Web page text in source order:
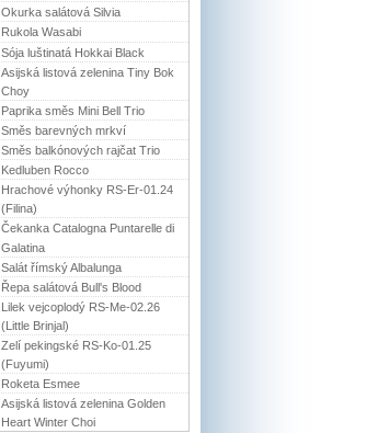
Okurka salátová Silvia
Rukola Wasabi
Sója luštinatá Hokkai Black
Asijská listová zelenina Tiny Bok
Choy
Paprika směs Mini Bell Trio
Směs barevných mrkví
Směs balkónových rajčat Trio
Kedluben Rocco
Hrachové výhonky RS-Er-01.24
(Filina)
Čekanka Catalogna Puntarelle di
Galatina
Salát římský Albalunga
Řepa salátová Bull's Blood
Lilek vejcoplodý RS-Me-02.26
(Little Brinjal)
Zelí pekingské RS-Ko-01.25
(Fuyumi)
Roketa Esmee
Asijská listová zelenina Golden
Heart Winter Choi